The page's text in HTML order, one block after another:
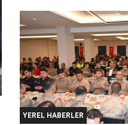
YEREL HABERLER